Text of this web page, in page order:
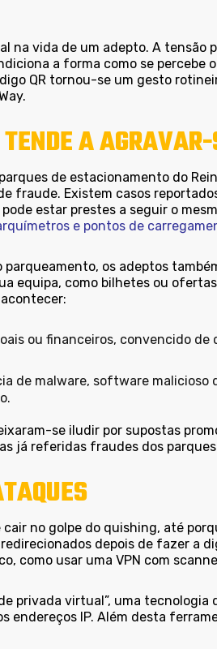
na vida de um adepto. A tensão
a forma como se percebe
QR tornou-se um gesto
A
de estacionamento do
fraude. Existem casos
estar prestes a seguir o
e pontos de
os adeptos
equipa, como bilhetes ou
ou financeiros, convencido
de malware, software malicioso
se iludir por supostas
já referidas fraudes dos
no golpe do quishing, até
depois de fazer a
como usar uma VPN com
privada virtual”, uma tecnologia
endereços IP. Além desta